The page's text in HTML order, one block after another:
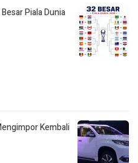
Piala Dunia
Kembali